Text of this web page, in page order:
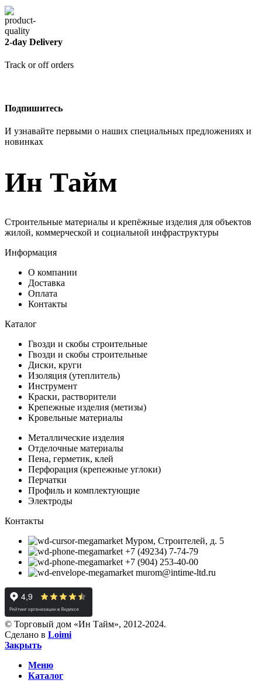
2-day Delivery
Track or off orders
Подпишитесь
И узнавайте первыми о наших специальных предложениях и
новинках
Ин Тайм
Строительные материалы и крепёжные изделия для объектов
жилой, коммерческой и социальной инфраструктуры
Информация
О компании
Доставка
Оплата
Контакты
Каталог
Гвозди и скобы строительные
Гвозди и скобы строительные
Диски, круги
Изоляция (утеплитель)
Инструмент
Краски, растворители
Крепежные изделия (метизы)
Кровельные материалы
Металлические изделия
Отделочные материалы
Пена, герметик, клей
Перфорация (крепежные углоки)
Перчатки
Профиль и комплектующие
Электроды
Контакты
Муром, Строителей, д. 5
+7 (49234) 7-74-79
+7 (904) 253-40-00
murom@intime-ltd.ru
© Торговый дом «Ин Тайм», 2012-2024.
Сделано в Loimi
Закрыть
Меню
Каталог